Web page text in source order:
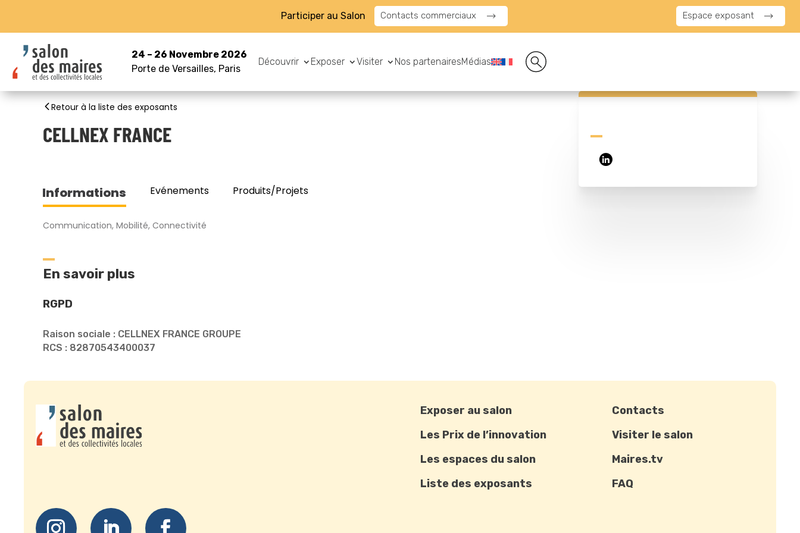
Participer au Salon Contacts commerciaux Espace exposant
24 – 26 Novembre 2026
Porte de Versailles, Paris
Découvrir Exposer Visiter Nos partenairesMédias
Retour à la liste des exposants
CELLNEX FRANCE
Informations Evénements Produits/Projets
Communication, Mobilité, Connectivité
En savoir plus
RGPD
Raison sociale : CELLNEX FRANCE GROUPE
RCS : 82870543400037
Exposer au salon
Les Prix de l’innovation
Les espaces du salon
Liste des exposants
Contacts
Visiter le salon
Maires.tv
FAQ